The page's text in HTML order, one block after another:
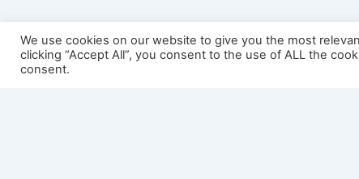
2501:
We use cookies on our website to give you the most
clicking “Accept All”, you consent to the use of ALL the
consent.